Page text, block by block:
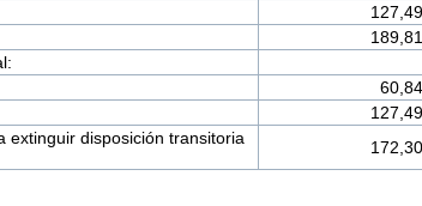
127,49
189,81
60,84
127,49
extinguir disposición transitoria
172,30